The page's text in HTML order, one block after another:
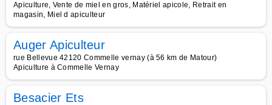
Apiculture, Vente de miel en gros, Matériel apicole, Retrait en
magasin, Miel d apiculteur
Auger Apiculteur
rue Bellevue 42120 Commelle vernay (à 56 km de Matour)
Apiculture à Commelle Vernay
Besacier Ets